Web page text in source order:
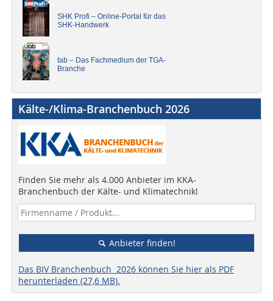
SHK Profi – Online-Portal für das
SHK-Handwerk
tab – Das Fachmedium der TGA-
Branche
Kälte-/Klima-Branchenbuch 2026
Finden Sie mehr als 4.000 Anbieter im KKA-
Branchenbuch der Kälte- und Klimatechnik!
Anbieter finden!
Das BIV Branchenbuch 2026 können Sie hier als PDF
herunterladen (27,6 MB).